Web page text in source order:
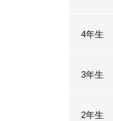
4年生
3年生
2年生